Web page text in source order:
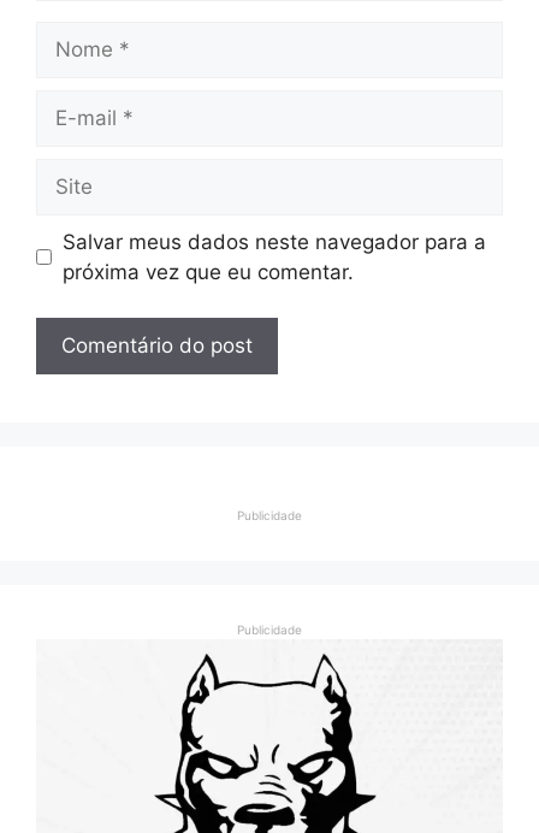
mail
Salvar meus dados neste navegador para a
próxima vez que eu comentar.
Publicidade
Publicidade